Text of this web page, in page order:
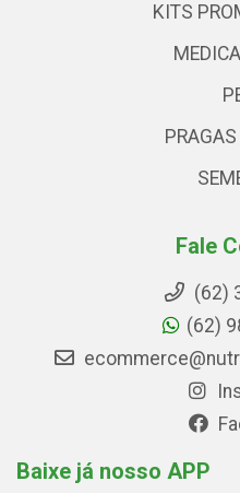
KITS
Fale
(62)
(62)
Baixe já nosso APP